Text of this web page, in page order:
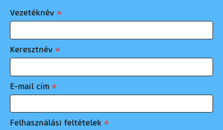
Vezetéknév
Keresztnév
E-mail cím
Felhasználási feltételek